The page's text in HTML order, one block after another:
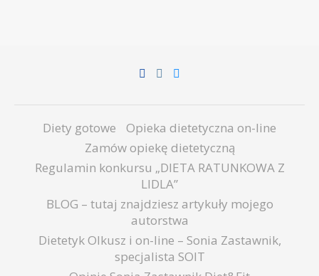
Diety gotowe
Opieka dietetyczna on-line
Zamów opiekę dietetyczną
Regulamin konkursu „DIETA RATUNKOWA Z
LIDLA”
BLOG – tutaj znajdziesz artykuły mojego
autorstwa
Dietetyk Olkusz i on-line – Sonia Zastawnik,
specjalista SOIT